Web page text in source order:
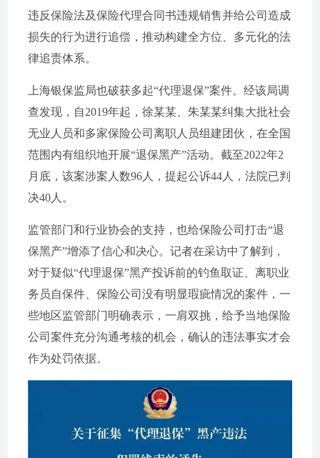
违反保险法及保险代理合同书违规销售并给公司造成
损失的行为进行追偿，推动构建全方位、多元化的法
律追责体系。
上海银保监局也破获多起“代理退保”案件。经该局调
查发现，自2019年起，徐某某、朱某某纠集大批社会
无业人员和多家保险公司离职人员组建团伙，在全国
范围内有组织地开展“退保黑产”活动。截至2022年2
月底，该案涉案人数96人，提起公诉44人，法院已判
决40人。
监管部门和行业协会的支持，也给保险公司打击“退
保黑产”增添了信心和决心。记者在采访中了解到，
对于疑似“代理退保”黑产投诉前的钓鱼取证、离职业
务员自保件、保险公司没有明显瑕疵情况的案件，一
些地区监管部门明确表示，一肩双挑，给予当地保险
公司案件充分沟通考核的机会，确认的违法事实才会
作为处罚依据。